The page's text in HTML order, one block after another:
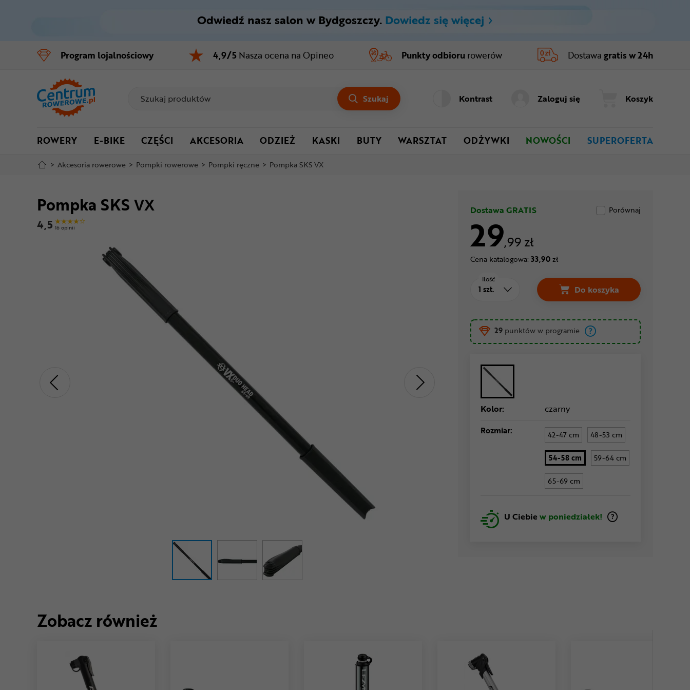
Menu główne
Informacje o produkcie
Do koszyka
Szczegółowe informacje
Mapa strony
Odwiedź nasz salon w Bydgoszczy. Dowiedz się więcej
Program lojalnościowy 4,9/5 Nasza ocena na Opineo Punkty odbioru rowerów Dostawa gratis w 24h
Szukaj Kontrast Zaloguj się Koszyk
ROWERY E-BIKE CZĘŚCI AKCESORIA ODZIEŻ KASKI BUTY WARSZTAT ODŻYWKI NOWOŚCI SUPEROFERTA
> Akcesoria rowerowe > Pompki rowerowe > Pompki ręczne > Pompka SKS VX
Pompka SKS VX
4,5 16 opinii
Dostawa GRATIS Porównaj
29,99 zł
Cena katalogowa: 33,90zł
Ilość
Do koszyka
Pompka SKS VX Cena 29
29 punktów w programie
Kolor: czarny
Rozmiar: 42-47 cm 48-53 cm
54-58 cm 59-64 cm
65-69 cm
U Ciebiew poniedziałek!
Zobacz również